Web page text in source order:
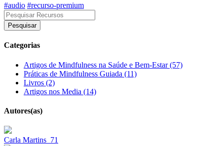
#audio #recurso-premium
Pesquisar
Categorias
Artigos de Mindfulness na Saúde e Bem-Estar (57)
Práticas de Mindfulness Guiada (11)
Livros (2)
Artigos nos Media (14)
Autores(as)
Carla Martins 71